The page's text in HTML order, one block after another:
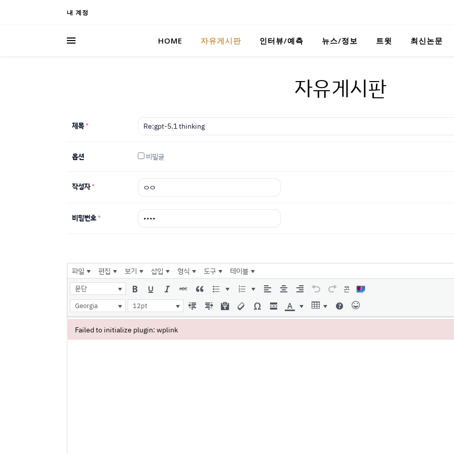
내 계정
HOME 자유게시판 인터뷰/예측 뉴스/정보 트윗 최신논문
자유게시판
제목*
옵션 비밀글
작성자*
비밀번호*
파일 편집 보기 삽입 형식 도구 테이블
문단 콘
Georgia 12pt
Failed to initialize plugin: wplink
Failed to initialize plugin: wplink